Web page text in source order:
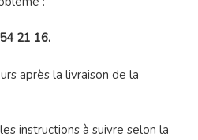
21 16.
après la livraison de la
instructions à suivre selon la